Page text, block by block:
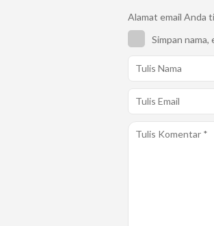
Alamat email Anda
Simpan